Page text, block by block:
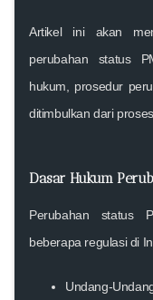
Artikel ini akan
perubahan status
hukum, prosedur
ditimbulkan dari
Dasar Hukum
Perubahan status
beberapa regulasi di
Undang-